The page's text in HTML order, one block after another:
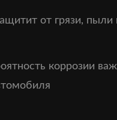
от грязи, пыли
коррозии